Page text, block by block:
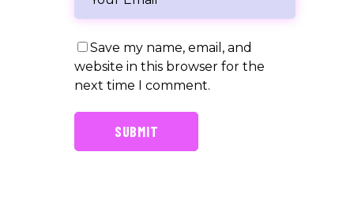
Save my name, email, and
website in this browser for the
next time I comment.
SUBMIT